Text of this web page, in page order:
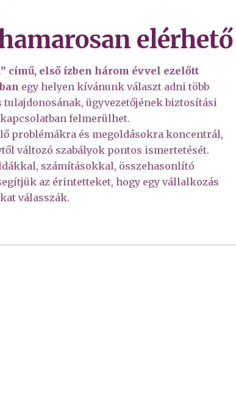
elérhető
című, első ízben három évvel ezelőtt
egy helyen kívánunk választ adni több
ügyvezetőjének biztosítási
felmerülhet.
problémákra és megoldásokra koncentrál,
változó szabályok pontos ismertetését.
számításokkal, összehasonlító
az érintetteket, hogy egy vállalkozás
válasszák.